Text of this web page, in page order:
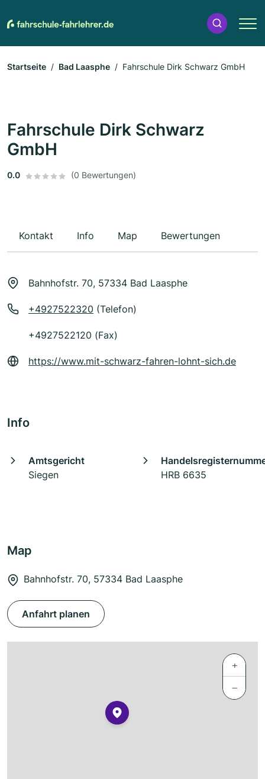
Startseite Bad Laasphe Fahrschule Dirk Schwarz GmbH
Fahrschule Dirk Schwarz
GmbH
0.0 (0 Bewertungen)
Kontakt Info Map Bewertungen
Bahnhofstr. 70, 57334 Bad Laasphe
+4927522320 (Telefon)
+4927522120 (Fax)
https://www.mit-schwarz-fahren-lohnt-sich.de
Info
Amtsgericht
Siegen
HRB 6635
Map
Bahnhofstr. 70, 57334 Bad Laasphe
Anfahrt planen
+
−